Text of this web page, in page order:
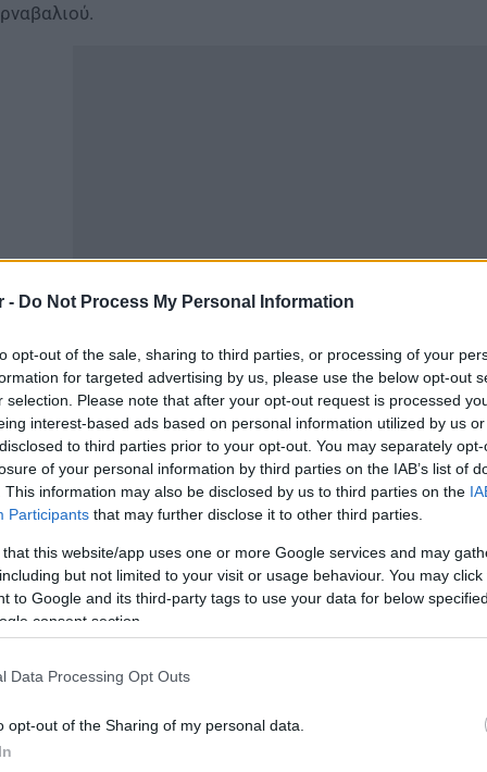
- Do Not Process My Personal Information
opt-out of the sale, sharing to third parties, or processing of your
for targeted advertising by us, please use the below opt-out
selection. Please note that after your opt-out request is processed
interest-based ads based on personal information utilized by us
to third parties prior to your opt-out. You may separately
of your personal information by third parties on the IAB’s list of
This information may also be disclosed by us to third parties on the
Participants that may further disclose it to other third parties.
that this website/app uses one or more Google services and may
but not limited to your visit or usage behaviour. You may
to Google and its third-party tags to use your data for below
consent section.
Data Processing Opt Outs
opt-out of the Sharing of my personal data.
επίσηςΣχολεία: Έρχεται τέλος στα «εύκολα»
περιοχή έχει μεταβεί κλιμάκιο του Εθνικού
επιδημιολογικά δεδομένα και να καθορίσει τις
μηνιγγίτιδας. Η αποστολή του κλιμακίου
υγειονομικές αρχές, καθώς οι καρναβαλικές
δεν αποτελεί μεμονωμένο γεγονός,
σε φοιτητές, γεγονός που ενισχύει τον
θανατηφόρο κρούσμα στην Πάτρα μέσα σε λίγους
μάχη με τη νόσο στο νοσοκομείο. Παράλληλα, στην
στο Ιπποκράτειο Νοσοκομείο Θεσσαλονίκης,
της υγείας του.
Σύλλογος Πατρών εξέδωσε ανακοίνωση με
στην αποφυγή συνωστισμού και στη